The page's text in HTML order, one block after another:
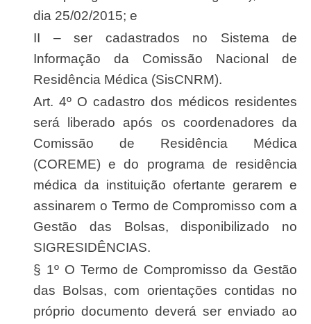
dia 25/02/2015; e
II – ser cadastrados no Sistema de
Informação da Comissão Nacional de
Residência Médica (SisCNRM).
Art. 4º O cadastro dos médicos residentes
será liberado após os coordenadores da
Comissão de Residência Médica
(COREME) e do programa de residência
médica da instituição ofertante gerarem e
assinarem o Termo de Compromisso com a
Gestão das Bolsas, disponibilizado no
SIGRESIDÊNCIAS.
§ 1º O Termo de Compromisso da Gestão
das Bolsas, com orientações contidas no
próprio documento deverá ser enviado ao